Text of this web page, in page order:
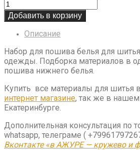
Добавить в корзину
Описание
Набор для пошива белья для
одежды. Подборка материалов в
пошива нижнего белья.
Купить все материалы для шитья
интернет магазине, так же в
Екатеринбурге.
Дополнительная консультация по
whatsapp, телеграме (
Вконтакте «в АЖУРЕ — кружево и